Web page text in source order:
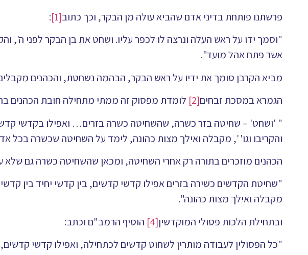
פרשתנו פותחת בדיני אדם שהביא עולה מן הבקר, וכך כתוב[1]
:
"וסמך ידו על ראש העלה ונרצה לו לכפר עליו. ושחט את בן הבקר לפני ה',
אשר פתח אהל מועד".
מביא הקרבן סומך את ידיו על ראש הבקר, הבהמה נשחטת, והכהנים
הגמרא במסכת זבחים[2]
לומדת מפסוק זה ממתי מתחילה חובת הכהנים
" 'ושחט' – שחיטה בזר כשרה, שהשחיטה כשרה בזרים… ואפילו בקדשי
והקריבו וגו' ', מקבלה ואילך מצות כהונה, לימד על השחיטה שכשרה בכל
הכהנים מוזכרים בתורה רק אחרי השחיטה, ומכאן שהשחיטה כשרה גם
"שחיטת הקדשים כשירה בזרים אפילו קדשי קדשים, בין קדשי יחיד בין
מקבלה ואילך מצות כהונה".
ובתחילת הלכות פסולי המוקדשין[4]
הוסיף הרמב"ם וכתב:
"כל הפסולין לעבודה מותרין לשחוט קדשים לכתחילה, ואפילו קדשי